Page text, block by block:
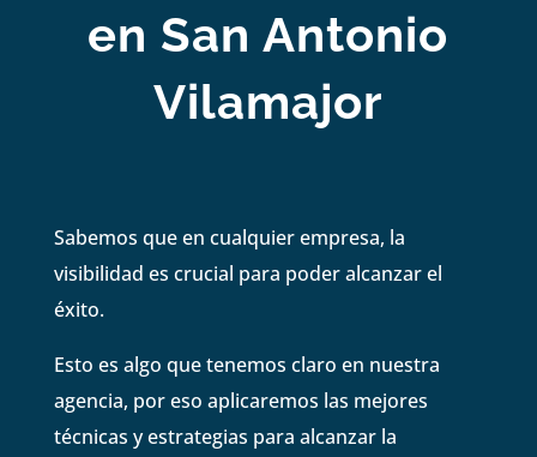
en San Antonio
Vilamajor
Sabemos que en cualquier empresa, la
visibilidad es crucial para poder alcanzar el
éxito.
Esto es algo que tenemos claro en nuestra
agencia, por eso aplicaremos las mejores
técnicas y estrategias para alcanzar la